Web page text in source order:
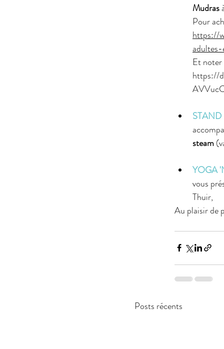
Mudras
Pour
https://
Et noter
https://
STAND
steam
YOGA
vous
Thuir,
Au plaisir de
Posts récents